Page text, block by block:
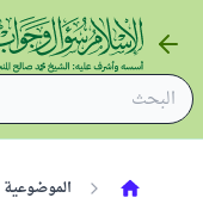
الموضوعية